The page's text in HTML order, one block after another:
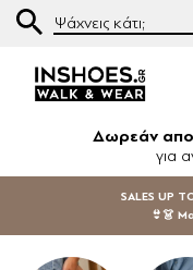
Δωρεάν
για
SALES UP
👙👗